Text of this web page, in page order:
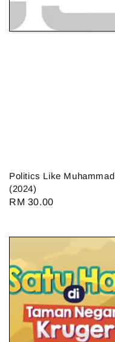
Politics Like Muhammad
(2024)
Regular
RM 30.00